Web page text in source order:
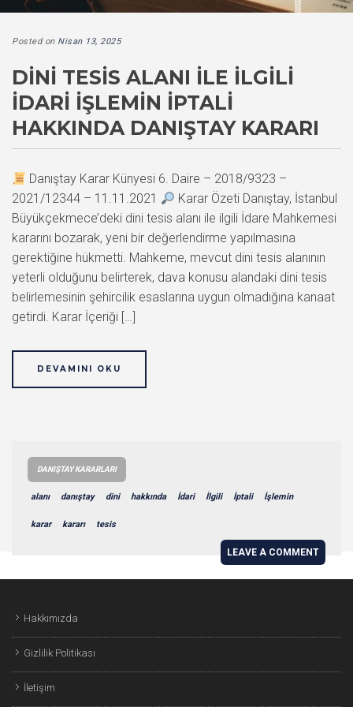
Posted on Nisan 13, 2025
DINI TESIS ALANI ILE İLGILI
İDARI İŞLEMIN İPTALI
HAKKINDA DANIŞTAY KARARI
Danıştay Karar Künyesi 6. Daire – 2018/9323 –
2021/12344 – 11.11.2021
Karar Özeti Danıştay, İstanbul
Büyükçekmece’deki dini tesis alanı ile ilgili İdare Mahkemesi
kararını bozarak, yeni bir değerlendirme yapılmasına
gerektiğine hükmetti. Mahkeme, mevcut dini tesis alanının
yeterli olduğunu belirterek, dava konusu alandaki dini tesis
belirlemesinin şehircilik esaslarına uygun olmadığına kanaat
getirdi. Karar İçeriği […]
DEVAMINI OKU
DANIŞTAY KARARLARI
alanı danıştay dini hakkında İdari İlgili İptali İşlemin
karar kararı tesis
LEAVE A COMMENT
Hakkımızda
Gizlilik Politikası
İletişim